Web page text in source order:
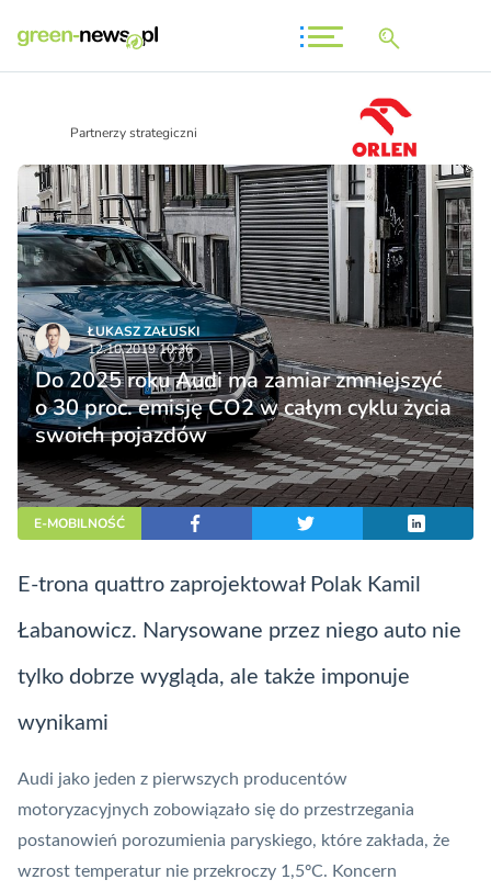
Partnerzy strategiczni
ŁUKASZ ZAŁUSKI
12.10.2019 10:36
Do 2025 roku Audi ma zamiar zmniejszyć
o 30 proc. emisję CO2 w całym cyklu życia
swoich pojazdów
E-MOBILNOŚĆ
E-trona quattro zaprojektował Polak Kamil
Łabanowicz. Narysowane przez niego auto nie
tylko dobrze wygląda, ale także imponuje
wynikami
Audi jako jeden z pierwszych producentów
motoryzacyjnych zobowiązało się do przestrzegania
postanowień porozumienia paryskiego, które zakłada, że
wzrost temperatur nie przekroczy 1,5ºC. Koncern